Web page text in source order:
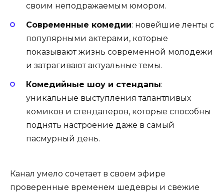
своим неподражаемым юмором.
Современные комедии: новейшие ленты с
популярными актерами, которые
показывают жизнь современной молодежи
и затрагивают актуальные темы.
Комедийные шоу и стендапы:
уникальные выступления талантливых
комиков и стендаперов, которые способны
поднять настроение даже в самый
пасмурный день.
Канал умело сочетает в своем эфире
проверенные временем шедевры и свежие